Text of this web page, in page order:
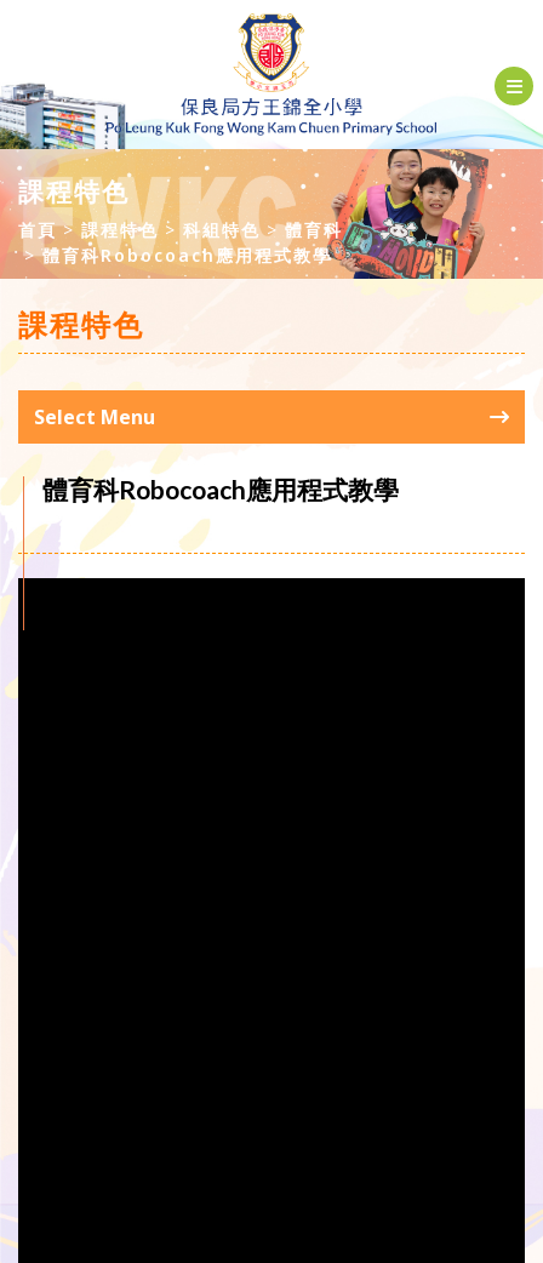
課程特色
首頁 課程特色 科組特色
體育科
體育科Robocoach應用程式教學
課程特色
Select Menu
體育科Robocoach應用程式教學